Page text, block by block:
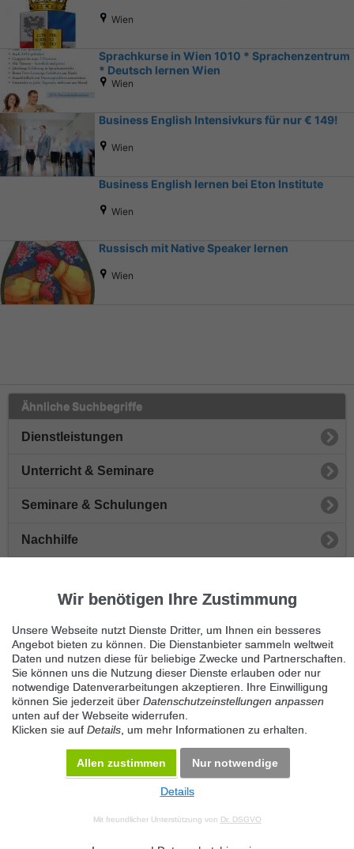
Wien
Sprachkurse in Wien 1010 * Sprachenzentrum
* Deutsch lernen Wien
Wien
Business English Intensivkurs für nur € 149!
Wien
Business English lernen bei Eton Institute
Wien
Russisch mit Native Speaker lernen
Wien
Ähnliche Suchbegriffe
Dienstleistungen
Unterricht & Seminare
Seminare & Schulungen
Nachhilfe
Musik & Gesang
Sonstiger Unterricht
Tanzen
Computer
Datenschutz Impressum Kontakt Datenschutz anpassen Desktop Version
Wir benötigen Ihre Zustimmung
Unsere Webseite nutzt Dienste Dritter, um Ihnen ein besseres
Angebot bieten zu können. Die Dienstanbieter sammeln weltweit
Daten und nutzen diese für beliebige Zwecke und Partnerschaften.
Sie können uns die Nutzung dieser Dienste erlauben oder nur
notwendige Datenverarbeitungen akzeptieren. Ihre Einwilligung
können Sie jederzeit über Datenschutzeinstellungen anpassen
unten auf der Webseite widerrufen.
Klicken sie auf Details , um mehr Informationen zu erhalten.
Allen zustimmen Nur notwendige
Details
Mit freundlicher Unterstützung von Dr. DSGVO